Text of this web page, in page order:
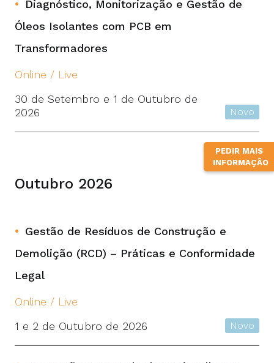
PEDIR MAIS
INFORMAÇÃO
Diagnóstico, Monitorização e Gestão de
Óleos Isolantes com PCB em
Transformadores
Online / Live
30 de Setembro e 1 de Outubro de
2026
Novo
Outubro 2026
Gestão de Resíduos de Construção e
Demolição (RCD) – Práticas e Conformidade
Legal
Online / Live
1 e 2 de Outubro de 2026
Novo